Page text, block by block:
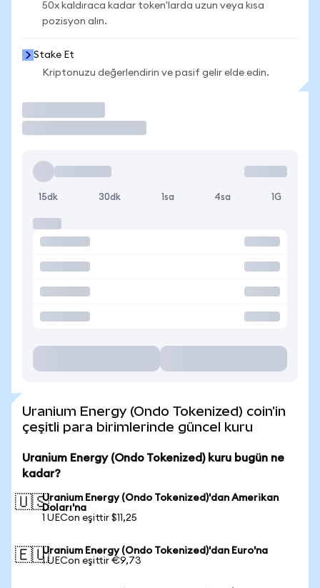
50x kaldıraca kadar token'larda uzun veya kısa
pozisyon alın.
Stake Et
Kriptonuzu değerlendirin ve pasif gelir elde edin.
15dk 30dk 1sa 4sa 1G
Uranium Energy (Ondo Tokenized) coin'in
çeşitli para birimlerinde güncel kuru
Uranium Energy (Ondo Tokenized) kuru bugün ne
kadar?
🇺🇸Uranium Energy (Ondo Tokenized)'dan Amerikan
Doları'na
1 UECon eşittir $11,25
🇪🇺Uranium Energy (Ondo Tokenized)'dan Euro'na
1 UECon eşittir €9,73